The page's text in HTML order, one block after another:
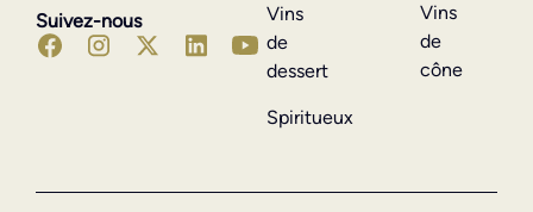
Suivez-nous
Vins
de
dessert
Spiritueux
Vins
de
cône